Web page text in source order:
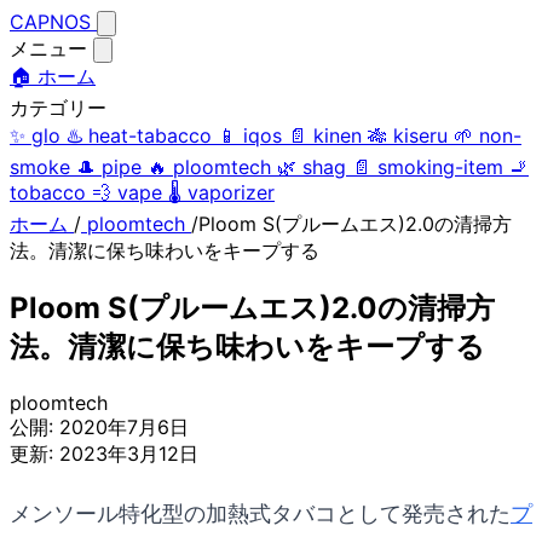
CAPNOS
メニュー
🏠 ホーム
カテゴリー
✨ glo ♨️ heat-tabacco 📱 iqos 📄 kinen 🎋 kiseru 🌱 non-
smoke 🎩 pipe 🔥 ploomtech 🌿 shag 📄 smoking-item 🚬
tobacco 💨 vape 🌡️ vaporizer
ホーム / ploomtech /Ploom S(プルームエス)2.0の清掃方
法。清潔に保ち味わいをキープする
Ploom S(プルームエス)2.0の清掃方
法。清潔に保ち味わいをキープする
ploomtech
公開: 2020年7月6日
更新: 2023年3月12日
メンソール特化型の加熱式タバコとして発売されたプ